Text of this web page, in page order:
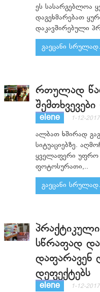
ეს სასარგებლოა
დაგეხმარებათ
დაკავშირებული
გაეცანი
რთულად
elene 1-12-
ალბათ ხშირად
სიტუაციებზე.
ყველაფერი უფრო
ფოტოსურათი,..
გაეცანი
სწრაფად
დაფარავენ
დეფექტებს
elene 1-12-